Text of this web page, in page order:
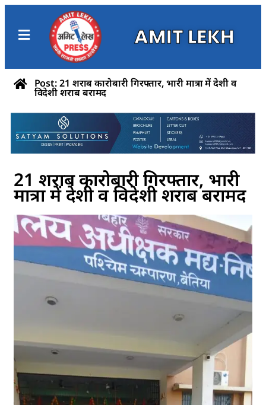
AMIT LEKH
Post: 21 शराब कारोबारी गिरफ्तार, भारी मात्रा में देशी व
विदेशी शराब बरामद
21 शराब कारोबारी गिरफ्तार, भारी
मात्रा में देशी व विदेशी शराब बरामद